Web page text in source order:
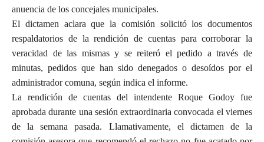
anuencia de los concejales municipales.
El dictamen aclara que la comisión solicitó los documentos
respaldatorios de la rendición de cuentas para corroborar la
veracidad de las mismas y se reiteró el pedido a través de
minutas, pedidos que han sido denegados o desoídos por el
administrador comuna, según indica el informe.
La rendición de cuentas del intendente Roque Godoy fue
aprobada durante una sesión extraordinaria convocada el viernes
de la semana pasada. Llamativamente, el dictamen de la